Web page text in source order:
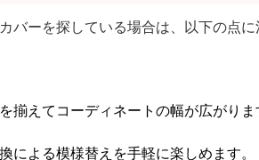
バーを探している場合は、以下の点
えてコーディネートの幅が広がりま
よる模様替えを手軽に楽しめます。